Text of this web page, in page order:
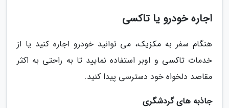
اجاره خودرو یا تاکسی
هنگام سفر به مکزیک، می توانید خودرو اجاره کنید یا از
خدمات تاکسی و اوبر استفاده نمایید تا به راحتی به اکثر
مقاصد دلخواه خود دسترسی پیدا کنید.
جاذبه های گردشگری